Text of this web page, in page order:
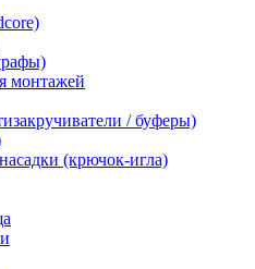
монтажей
/ буферы)
(крючок-игла)